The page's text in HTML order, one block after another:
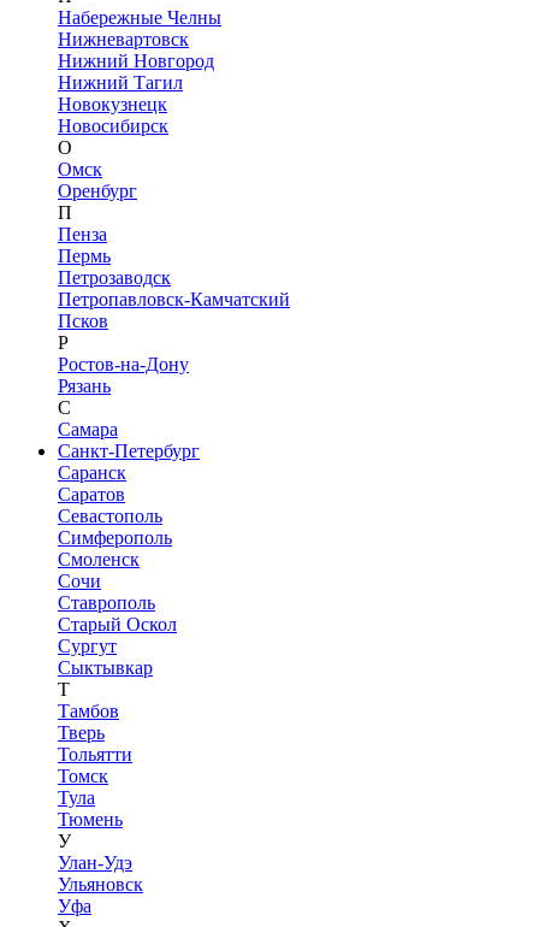
Набережные Челны
Нижневартовск
Нижний Новгород
Нижний Тагил
Новокузнецк
Новосибирск
О
Омск
Оренбург
П
Пенза
Пермь
Петрозаводск
Петропавловск-Камчатский
Псков
Р
Ростов-на-Дону
Рязань
С
Самара
Санкт-Петербург
Саранск
Саратов
Севастополь
Симферополь
Смоленск
Сочи
Ставрополь
Старый Оскол
Сургут
Сыктывкар
Т
Тамбов
Тверь
Тольятти
Томск
Тула
Тюмень
У
Улан-Удэ
Ульяновск
Уфа